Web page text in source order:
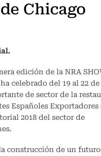
Chicago
edición de la NRA
celebrado del 19 al 22
de sector de la
Españoles Exportadores
2018 del sector de
construcción de un